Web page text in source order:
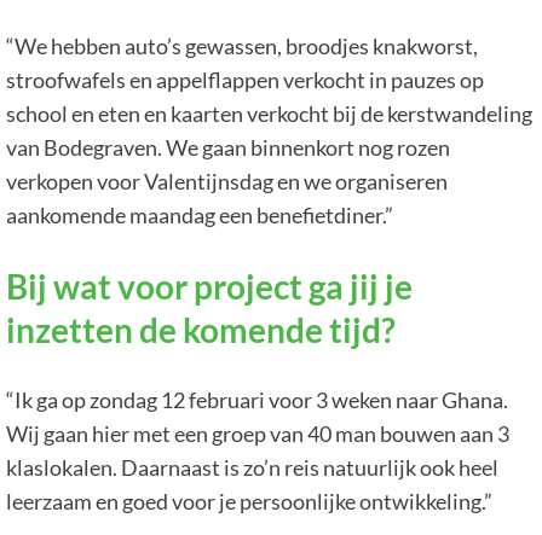
“We hebben auto’s gewassen, broodjes knakworst,
stroofwafels en appelflappen verkocht in pauzes op
school en eten en kaarten verkocht bij de kerstwandeling
van Bodegraven. We gaan binnenkort nog rozen
verkopen voor Valentijnsdag en we organiseren
aankomende maandag een benefietdiner.”
Bij wat voor project ga jij je
inzetten de komende tijd?
“Ik ga op zondag 12 februari voor 3 weken naar Ghana.
Wij gaan hier met een groep van 40 man bouwen aan 3
klaslokalen. Daarnaast is zo’n reis natuurlijk ook heel
leerzaam en goed voor je persoonlijke ontwikkeling.”